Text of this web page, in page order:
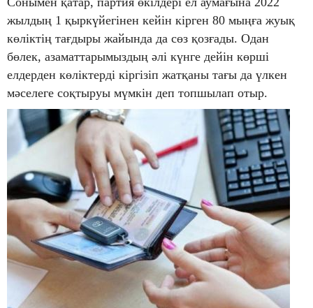
жылдың 1 қыркүйегінен кейін кірген 80 мыңға жуық
көліктің тағдыры жайында да сөз қозғады. Одан
бөлек, азаматтарымыздың әлі күнге дейін көрші
елдерден көліктерді кіргізіп жатқаны тағы да үлкен
мәселеге соқтыруы мүмкін деп топшылап отыр.